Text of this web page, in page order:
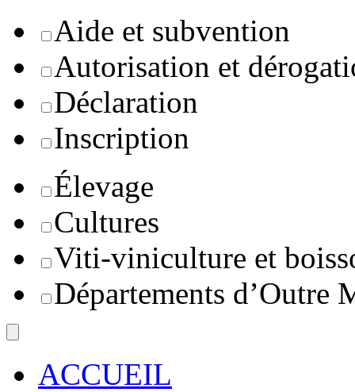
Aide et subvention
Autorisation et
Déclaration
Inscription
Élevage
Cultures
Viti-viniculture et
Départements d’Outre
ACCUEIL